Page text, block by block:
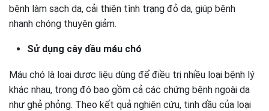
bệnh làm sạch da, cải thiện tình trạng đỏ da, giúp bệnh
nhanh chóng thuyên giảm.
Sử dụng cây dầu máu chó
Máu chó là loại dược liệu dùng để điều trị nhiều loại bệnh lý
khác nhau, trong đó bao gồm cả các chứng bệnh ngoài da
như ghẻ phỏng. Theo kết quả nghiên cứu, tinh dầu của loại